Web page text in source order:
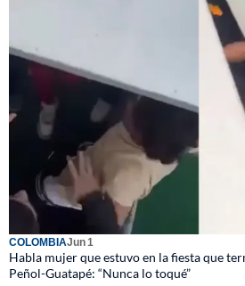
COLOMBIAJun 1
Habla mujer que estuvo en la fiesta que
Peñol-Guatapé: “Nunca lo toqué”